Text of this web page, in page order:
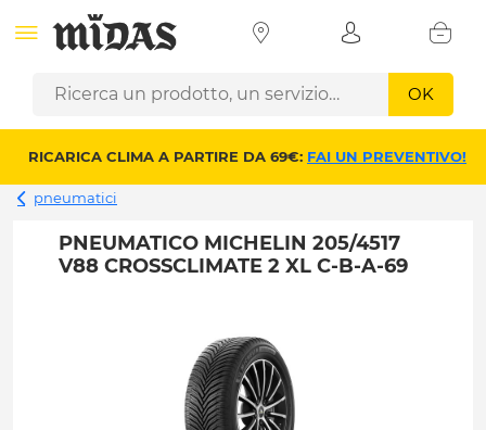
OK
RICARICA CLIMA A PARTIRE DA 69€: FAI UN PREVENTIVO!
pneumatici
PNEUMATICO MICHELIN 205/4517
V88 CROSSCLIMATE 2 XL C-B-A-69